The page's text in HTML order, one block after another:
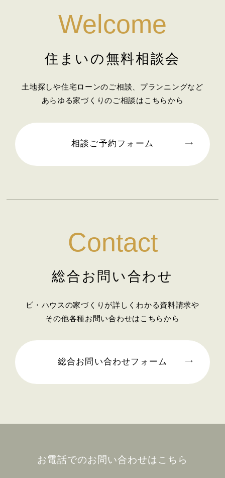
2026年01月 (1)
2025年11月 (2)
2025年10月 (1)
2025年07月 (2)
2025年04月 (2)
2025年02月 (2)
2025年01月 (1)
2024年11月 (1)
2024年10月 (1)
2024年06月 (1)
Welcome
住まいの無料相談会
土地探しや住宅ローンのご相談、プランニングなど
あらゆる家づくりのご相談はこちらから
相談ご予約フォーム
Contact
総合お問い合わせ
ビ・ハウスの家づくりが詳しくわかる資料請求や
その他各種お問い合わせはこちらから
総合お問い合わせフォーム
お電話でのお問い合わせはこちら